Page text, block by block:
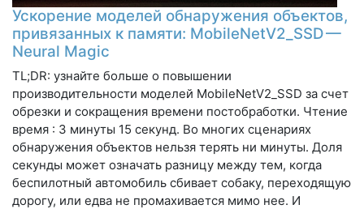
Ускорение моделей обнаружения объектов,
привязанных к памяти: MobileNetV2_SSD —
Neural Magic
TL;DR: узнайте больше о повышении
производительности моделей MobileNetV2_SSD за счет
обрезки и сокращения времени постобработки. Чтение
время : 3 минуты 15 секунд. Во многих сценариях
обнаружения объектов нельзя терять ни минуты. Доля
секунды может означать разницу между тем, когда
беспилотный автомобиль сбивает собаку, переходящую
дорогу, или едва не промахивается мимо нее. И